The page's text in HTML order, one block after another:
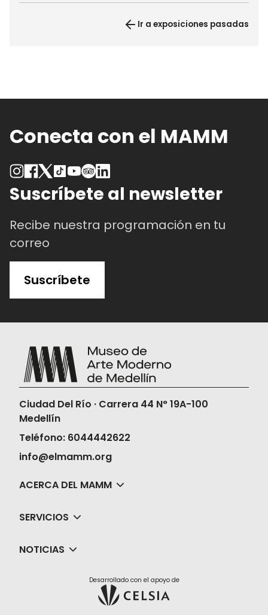
Ir a exposiciones pasadas
Conecta con el MAMM
Suscríbete al newsletter
Recibe nuestra programación en tu
correo
Suscríbete
Ciudad Del Río · Carrera 44 N° 19A-100
Medellín
Teléfono: 6044442622
info@elmamm.org
ACERCA DEL MAMM
SERVICIOS
NOTICIAS
Desarrollado con el apoyo de